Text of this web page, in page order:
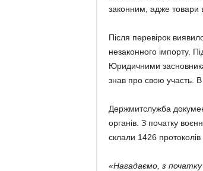
законним, адже товари
Після перевірок
незаконного імпорту.
Юридичними
знав про свою участь.
Держмитслужба
органів. З початку
склали 1426
«Нагадаємо, з